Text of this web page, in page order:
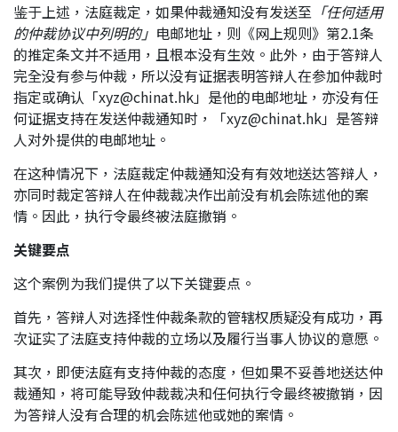
鉴于上述，法庭裁定，如果仲裁通知没有发送至 「任何适用
的仲裁协议中列明的」 电邮地址，则《网上规则》第2.1条
的推定条文并不适用，且根本没有生效。此外，由于答辩人
完全没有参与仲裁，所以没有证据表明答辩人在参加仲裁时
指定或确认「xyz@chinat.hk」是他的电邮地址，亦没有任
何证据支持在发送仲裁通知时，「xyz@chinat.hk」是答辩
人对外提供的电邮地址。
在这种情况下，法庭裁定仲裁通知没有有效地送达答辩人，
亦同时裁定答辩人在仲裁裁决作出前没有机会陈述他的案
情。因此，执行令最终被法庭撤销。
关键要点
这个案例为我们提供了以下关键要点。
首先，答辩人对选择性仲裁条款的管辖权质疑没有成功，再
次证实了法庭支持仲裁的立场以及履行当事人协议的意愿。
其次，即使法庭有支持仲裁的态度，但如果不妥善地送达仲
裁通知，将可能导致仲裁裁决和任何执行令最终被撤销，因
为答辩人没有合理的机会陈述他或她的案情。